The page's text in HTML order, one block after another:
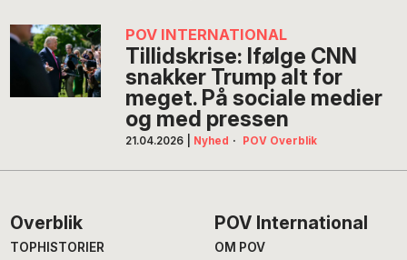
POV INTERNATIONAL
Tillidskrise: Ifølge CNN
snakker Trump alt for
meget. På sociale medier
og med pressen
21.04.2026 Nyhed · POV Overblik
Footer
Overblik
TOPHISTORIER
POV International
OM POV